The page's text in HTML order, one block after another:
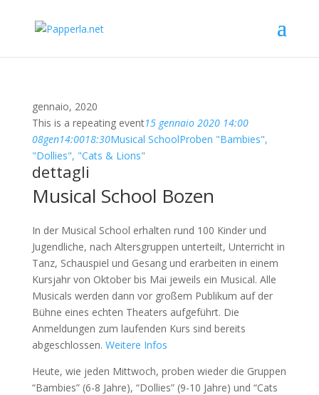
gennaio, 2020
This is a repeating event15 gennaio 2020 14:00
08gen14:0018:30Musical SchoolProben "Bambies",
"Dollies", "Cats & Lions"
dettagli
Musical School Bozen
In der Musical School erhalten rund 100 Kinder und
Jugendliche, nach Altersgruppen unterteilt, Unterricht in
Tanz, Schauspiel und Gesang und erarbeiten in einem
Kursjahr von Oktober bis Mai jeweils ein Musical. Alle
Musicals werden dann vor großem Publikum auf der
Bühne eines echten Theaters aufgeführt. Die
Anmeldungen zum laufenden Kurs sind bereits
abgeschlossen. Weitere Infos
Heute, wie jeden Mittwoch, proben wieder die Gruppen
“Bambies” (6-8 Jahre), “Dollies” (9-10 Jahre) und “Cats